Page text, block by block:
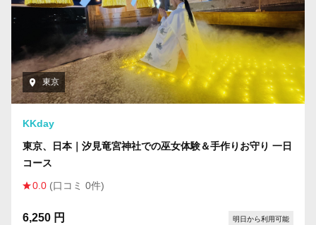
東京
KKday
東京、日本｜汐見竜宮神社での巫女体験＆手作りお守り 一日
コース
0.0 (口コミ 0件)
6,250 円 明日から利用可能